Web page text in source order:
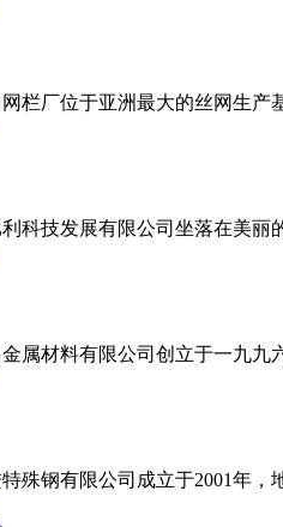
栏厂位于亚洲最大的丝网生
科技发展有限公司坐落在美
属材料有限公司创立于一九九
特殊钢有限公司成立于2001年